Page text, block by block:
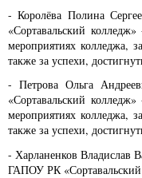
- Королёва Полина
«Сортавальский
мероприятиях колледжа,
также за успехи,
- Петрова Ольга
«Сортавальский
мероприятиях колледжа,
также за успехи,
- Харланенков Владислав
ГАПОУ РК